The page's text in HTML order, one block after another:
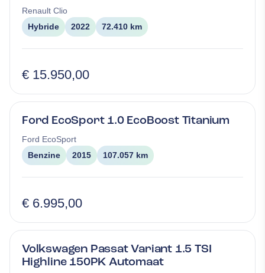
Renault Clio
Hybride
2022 72.410 km
€ 15.950,00
Ford EcoSport 1.0 EcoBoost Titanium
Ford EcoSport
Benzine
2015 107.057 km
€ 6.995,00
Volkswagen Passat Variant 1.5 TSI
Highline 150PK Automaat